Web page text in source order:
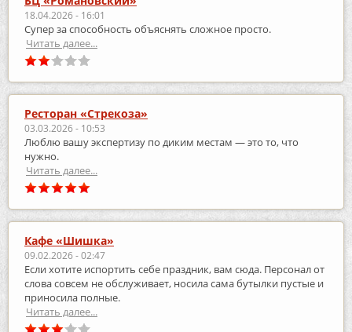
18.04.2026 - 16:01
Супер за способность объяснять сложное просто.
Читать далее...
Ресторан «Стрекоза»
03.03.2026 - 10:53
Люблю вашу экспертизу по диким местам — это то, что
нужно.
Читать далее...
Кафе «Шишка»
09.02.2026 - 02:47
Если хотите испортить себе праздник, вам сюда. Персонал от
слова совсем не обслуживает, носила сама бутылки пустые и
приносила полные.
Читать далее...